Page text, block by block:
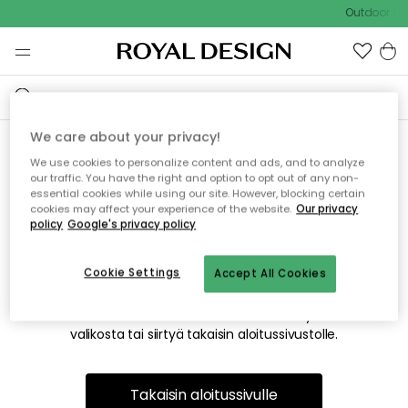
Outdoor
Emme valitettavasti löydä
etsimääsi sivua
Tämä voi johtua siitä, että sivua ei enää ole tai siitä, että se
on siirretty muualle. Pahoittelemme tästä mahdollisesti
valikosta tai siirtyä takaisin aloitussivustolle.
Takaisin aloitussivulle
We care about your privacy!
We use cookies to personalize content and ads, and to analyze
our traffic. You have the right and option to opt out of any non-
essential cookies while using our site. However, blocking certain
cookies may affect your experience of the website. Our privacy
policy Google's privacy policy
Accept All Cookies
Cookie Settings